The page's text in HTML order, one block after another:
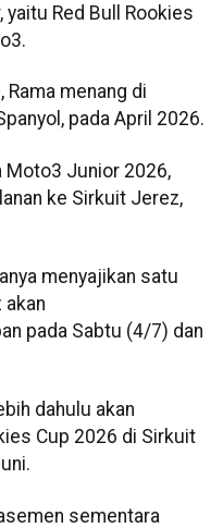
Red Bull Rookies
Rama menang di
pada April 2026.
Moto3 Junior 2026,
ke Sirkuit Jerez,
menyajikan satu
akan
pada Sabtu (4/7) dan
dahulu akan
Cup 2026 di Sirkuit
sementara